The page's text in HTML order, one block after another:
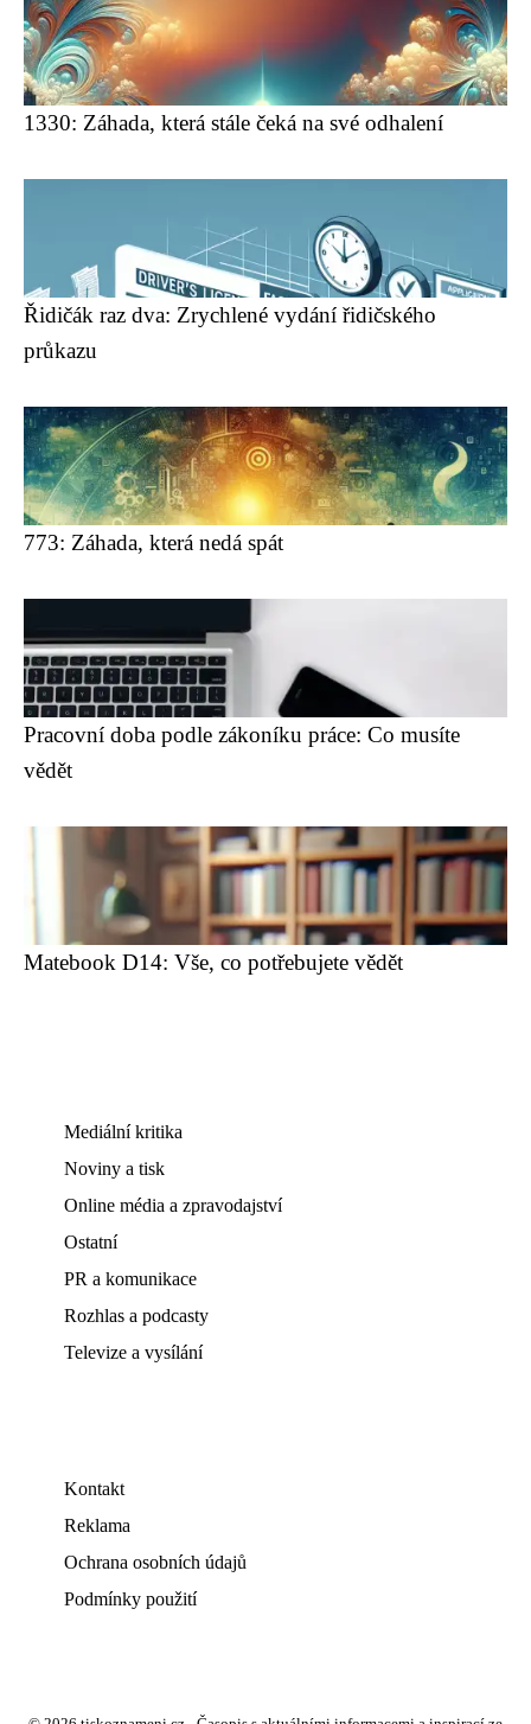
1330: Záhada, která stále čeká na své odhalení
Řidičák raz dva: Zrychlené vydání řidičského
průkazu
773: Záhada, která nedá spát
Pracovní doba podle zákoníku práce: Co musíte
vědět
Matebook D14: Vše, co potřebujete vědět
Mediální kritika
Noviny a tisk
Online média a zpravodajství
Ostatní
PR a komunikace
Rozhlas a podcasty
Televize a vysílání
Kontakt
Reklama
Ochrana osobních údajů
Podmínky použití